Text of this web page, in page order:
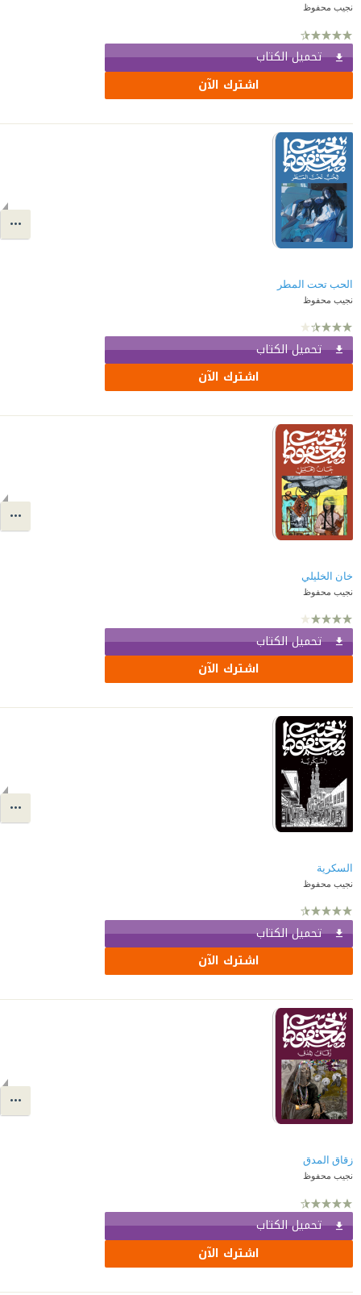
نجيب محفوظ
تحميل الكتاب
اشترك الآن
الحب تحت المطر
نجيب محفوظ
تحميل الكتاب
اشترك الآن
خان الخليلي
نجيب محفوظ
تحميل الكتاب
اشترك الآن
السكرية
نجيب محفوظ
تحميل الكتاب
اشترك الآن
زقاق المدق
نجيب محفوظ
تحميل الكتاب
اشترك الآن